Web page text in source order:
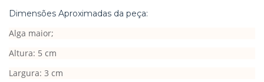
Dimensões Aproximadas da peça:
Alga maior;
Altura: 5 cm
Largura: 3 cm